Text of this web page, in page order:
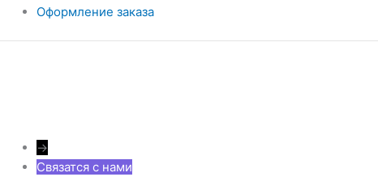
Оформление заказа
→
Связатся с нами